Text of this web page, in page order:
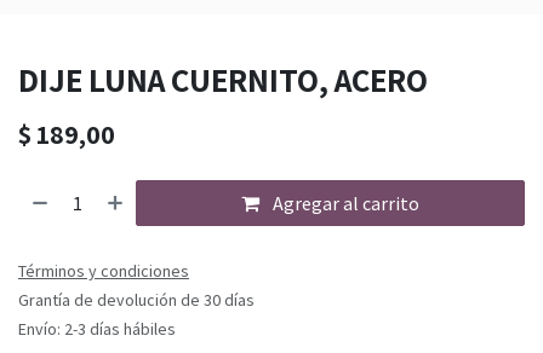
DIJE LUNA CUERNITO, ACERO
$ 189,00
Agregar al carrito
Términos y condiciones
Grantía de devolución de 30 días
Envío: 2-3 días hábiles